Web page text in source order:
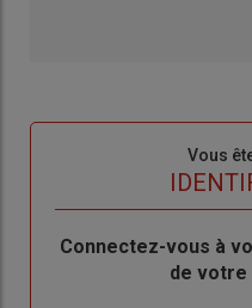
Vous
Body
Connectez-vous à
de votre